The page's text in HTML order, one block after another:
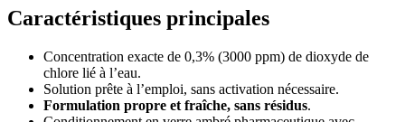
Caractéristiques principales
Concentration exacte de 0,3% (3000 ppm) de dioxyde de
chlore lié à l’eau.
Solution prête à l’emploi, sans activation nécessaire.
Formulation propre et fraîche, sans résidus.